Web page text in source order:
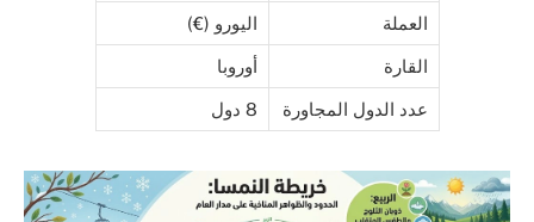
العملة اليورو (€)
القارة أوروبا
عدد الدول المجاورة 8 دول